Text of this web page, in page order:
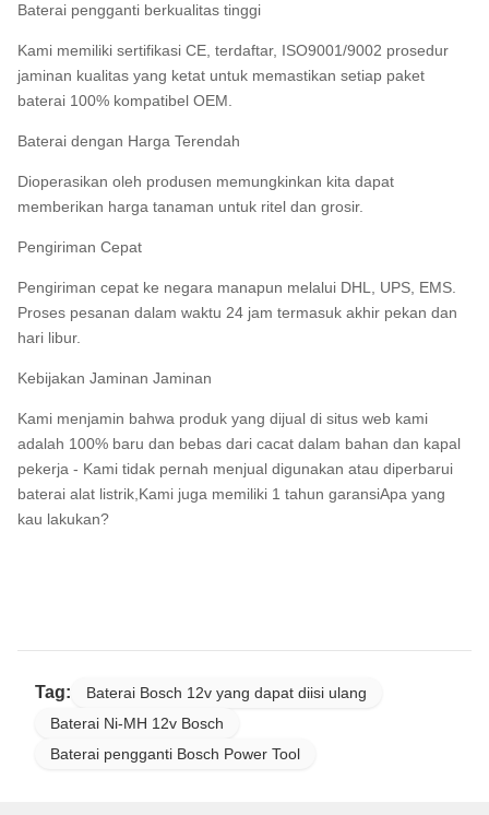
Baterai pengganti berkualitas tinggi
Kami memiliki sertifikasi CE, terdaftar, ISO9001/9002 prosedur
jaminan kualitas yang ketat untuk memastikan setiap paket
baterai 100% kompatibel OEM.
Baterai dengan Harga Terendah
Dioperasikan oleh produsen memungkinkan kita dapat
memberikan harga tanaman untuk ritel dan grosir.
Pengiriman Cepat
Pengiriman cepat ke negara manapun melalui DHL, UPS, EMS.
Proses pesanan dalam waktu 24 jam termasuk akhir pekan dan
hari libur.
Kebijakan Jaminan Jaminan
Kami menjamin bahwa produk yang dijual di situs web kami
adalah 100% baru dan bebas dari cacat dalam bahan dan kapal
pekerja - Kami tidak pernah menjual digunakan atau diperbarui
baterai alat listrik,Kami juga memiliki 1 tahun garansiApa yang
kau lakukan?
Tag:
Baterai Bosch 12v yang dapat diisi ulang
Baterai Ni-MH 12v Bosch
Baterai pengganti Bosch Power Tool